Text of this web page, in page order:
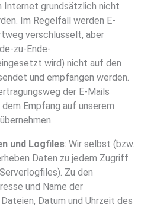
Internet grundsätzlich nicht
Im Regelfall werden E-
verschlüsselt, aber
zu-Ende-
wird) nicht auf den
und empfangen werden.
der E-Mails
Empfang auf unserem
und Logfiles: Wir selbst (bzw.
Daten zu jedem Zugriff
Zu den
und Name der
Datum und Uhrzeit des